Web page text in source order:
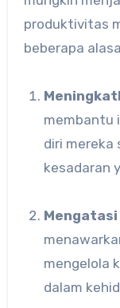
produktivitas
beberapa
membantu
diri mereka
kesadaran
mengelola
dalam